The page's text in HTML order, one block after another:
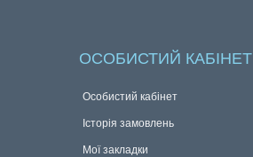
ОСОБИСТИЙ КАБІНЕТ
Особистий кабінет
Історія замовлень
Мої закладки